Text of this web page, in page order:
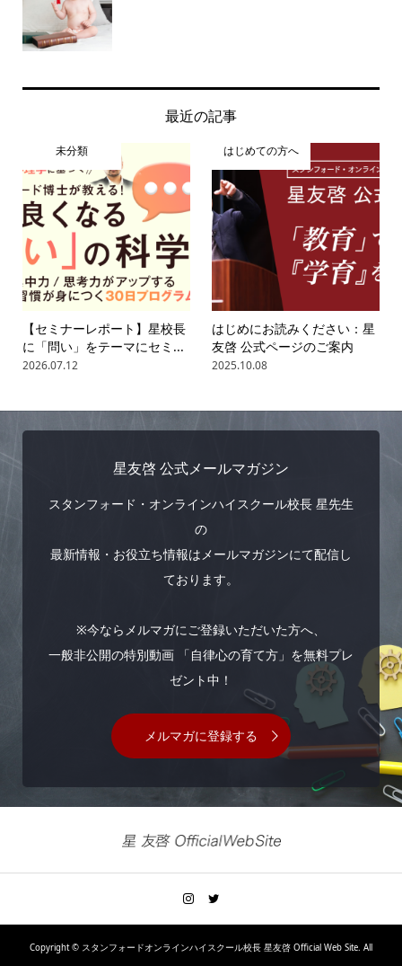
最近の記事
未分類
【セミナーレポート】星校長
に「問い」をテーマにセミ...
2026.07.12
はじめての方へ
はじめにお読みください：星
友啓 公式ページのご案内
2025.10.08
星友啓 公式メールマガジン
スタンフォード・オンラインハイスクール校長 星先生
の
最新情報・お役立ち情報はメールマガジンにて配信し
ております。
※今ならメルマガにご登録いただいた方へ、
一般非公開の特別動画 「自律心の育て方」を無料プレ
ゼント中！
メルマガに登録する
Copyright © スタンフォードオンラインハイスクール校長 星友啓 Official Web Site. All